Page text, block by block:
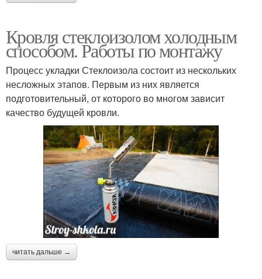
Кровля стеклоизолом холодным
способом. Работы по монтажу
Процесс укладки Стеклоизола состоит из нескольких
несложных этапов. Первым из них является
подготовительный, от которого во многом зависит
качество будущей кровли.
читать дальше →